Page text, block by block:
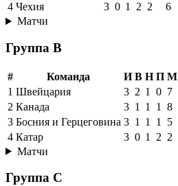
4 Чехия 3 0 1 2 2 6
Матчи
Группа B
# Команда И В Н П
1 Швейцария 3 2 1 0 7
2 Канада 3 1 1 1 8
3 Босния и Герцеговина 3 1 1 1 5
4 Катар 3 0 1 2 2
Матчи
Группа C